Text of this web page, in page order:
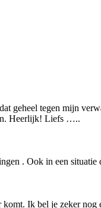
geheel tegen mijn
Heerlijk! Liefs …..
. Ook in een
Ik bel je zeker nog